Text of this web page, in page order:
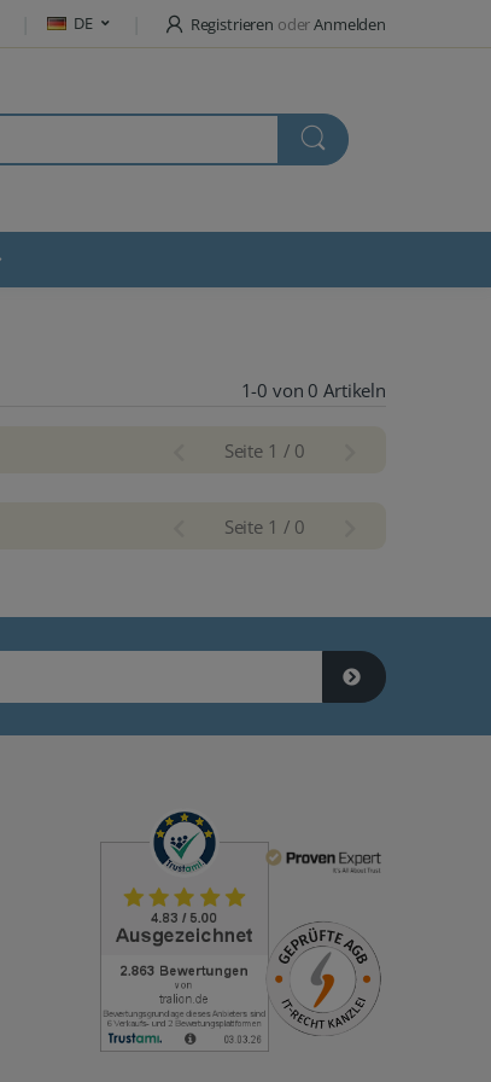
DE Registrieren oderAnmelden
1-0 von 0 Artikeln
Seite 1 / 0
Seite 1 / 0